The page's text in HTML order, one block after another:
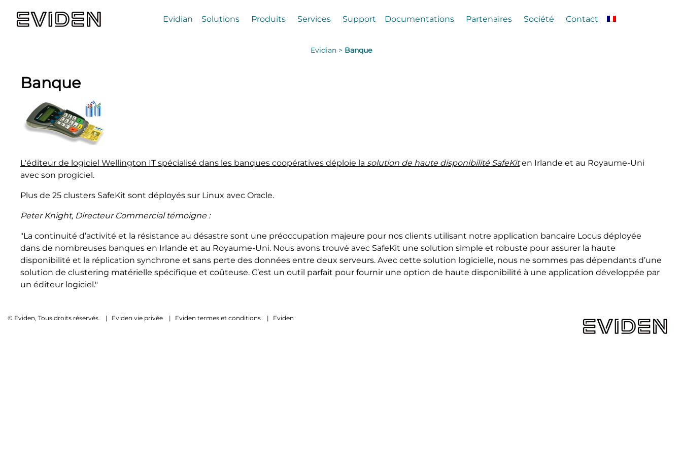
Evidian Solutions Produits Services Support Documentations Partenaires Société Contact
Evidian > Banque
Banque
L'éditeur de logiciel Wellington IT spécialisé dans les banques coopératives déploie la solution de haute disponibilité SafeKiten Irlande et au Royaume-Uni
avec son progiciel.
Plus de 25 clusters SafeKit sont déployés sur Linux avec Oracle.
Peter Knight, Directeur Commercial témoigne :
"La continuité d’activité et la résistance au désastre sont une préoccupation majeure pour nos clients utilisant notre application bancaire Locus déployée
dans de nombreuses banques en Irlande et au Royaume-Uni. Nous avons trouvé avec SafeKit une solution simple et robuste pour assurer la haute
disponibilité et la réplication synchrone et sans perte des données entre deux serveurs. Avec cette solution logicielle, nous ne sommes pas dépendants d’une
solution de clustering matérielle spécifique et coûteuse. C’est un outil parfait pour fournir une option de haute disponibilité à une application développée par
un éditeur logiciel."
© Eviden, Tous droits réservés | Eviden vie privée | Eviden termes et conditions | Eviden